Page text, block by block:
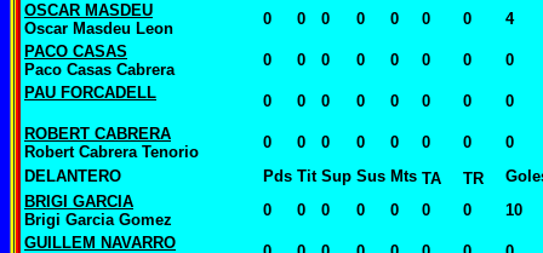
OSCAR MASDEU
Oscar Masdeu Leon
0 0 0 0 0 0 0
4
PACO CASAS
Paco Casas Cabrera
0 0 0 0 0 0 0
0
PAU FORCADELL
0 0 0 0 0 0 0
0
ROBERT CABRERA
Robert Cabrera Tenorio
0 0 0 0 0 0 0
0
DELANTERO
Pds Tit Sup Sus Mts TA TR
BRIGI GARCIA
Brigi Garcia Gomez
0 0 0 0 0 0 0
10
GUILLEM NAVARRO